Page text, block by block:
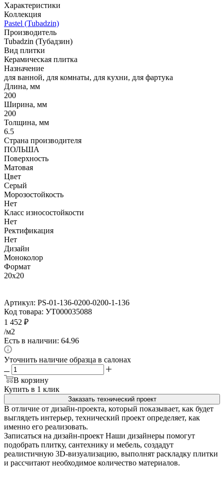
Характеристики
Коллекция
Pastel (Tubadzin)
Производитель
Tubadzin (Тубадзин)
Вид плитки
Керамическая плитка
Назначение
для ванной, для комнаты, для кухни, для фартука
Длина, мм
200
Ширина, мм
200
Толщина, мм
6.5
Страна производителя
ПОЛЬША
Поверхность
Матовая
Цвет
Серый
Морозостойкость
Нет
Класс износостойкости
Нет
Ректификация
Нет
Дизайн
Моноколор
Формат
20x20
Артикул: PS-01-136-0200-0200-1-136
Код товара: УТ000035088
1 452 ₽
/м2
Есть в наличии: 64.96
Уточнить наличие образца в салонах
В корзину
Купить в 1 клик
Заказать технический проект
В отличие от дизайн-проекта, который показывает, как будет
выглядеть интерьер, технический проект определяет, как
именно его реализовать.
Записаться на дизайн-проект Наши дизайнеры помогут
подобрать плитку, сантехнику и мебель, создадут
реалистичную 3D-визуализацию, выполнят раскладку плитки
и рассчитают необходимое количество материалов.